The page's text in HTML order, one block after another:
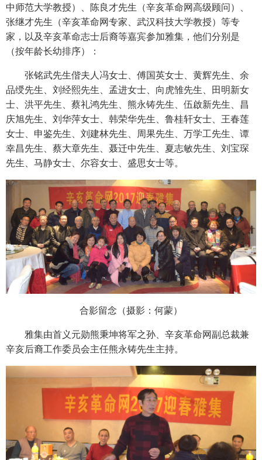
中师范大学教授）、陈良才先生（辛亥革命网高级顾问）、
张继才先生（辛亥革命网专家、武汉科技大学教授）等专
家，以及辛亥革命志士后裔等嘉宾参加雅集，他们分别是
（按年龄长幼排序）：
张铭武先生偕夫人冯女士、傅国英女士、黄辉先生、余
品绶先生、刘经熙先生、孟进女士、向虎雏先生、田明新女
士、洪平先生、蔡礼鸿先生、熊永铸先生、伍啟新先生、昌
庆旭先生、刘华萍女士、韩荣华先生、鲁桂轩女士、王春莲
女士、申鉴先生、刘建林先生、周果先生、万学工先生、谭
幸昌先生、蔡大章先生、聂迁中先生、夏志敏先生、刘宝琛
先生、马静女士、尔容女士、盛思女士等。
合影留念（摄影：何蒙）
雅集由首义元勋熊秉坤将军之孙、辛亥革命网副总裁兼
辛亥后裔工作委员会主任熊永铸先生主持。